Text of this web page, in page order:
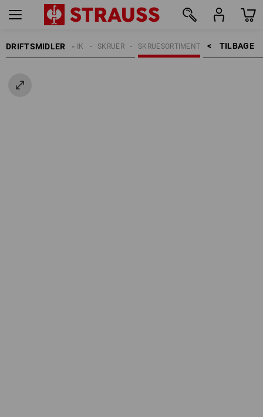
DRIFTSMIDLER TILBAGE    >
SKRUESORTIMENT
SKRUER
FASTGØRELSESTEKNIK